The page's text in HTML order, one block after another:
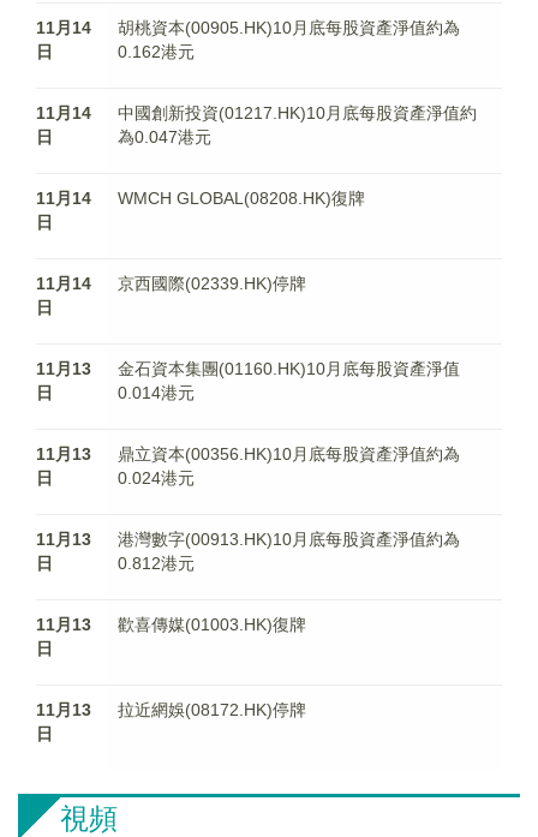
11月14
日
胡桃資本(00905.HK)10月底每股資產淨值約為
0.162港元
11月14
日
中國創新投資(01217.HK)10月底每股資產淨值約
為0.047港元
11月14
日
WMCH GLOBAL(08208.HK)復牌
11月14
日
京西國際(02339.HK)停牌
11月13
日
金石資本集團(01160.HK)10月底每股資產淨值
0.014港元
11月13
日
鼎立資本(00356.HK)10月底每股資產淨值約為
0.024港元
11月13
日
港灣數字(00913.HK)10月底每股資產淨值約為
0.812港元
11月13
日
歡喜傳媒(01003.HK)復牌
11月13
日
拉近網娛(08172.HK)停牌
視頻